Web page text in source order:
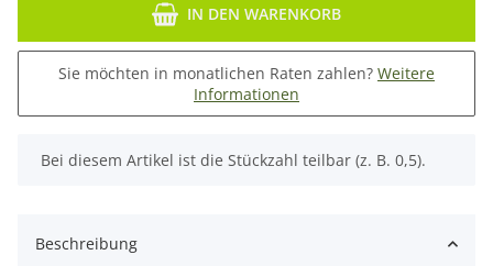
IN DEN WARENKORB
Sie möchten in monatlichen Raten zahlen? Weitere
Informationen
x
Bei diesem Artikel ist die Stückzahl teilbar (z. B. 0,5).
Beschreibung